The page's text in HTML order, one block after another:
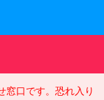
窓口です。恐れ入り